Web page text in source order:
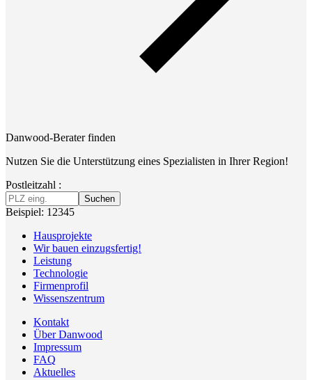
Danwood-Berater finden
Nutzen Sie die Unterstützung eines Spezialisten in Ihrer Region!
Postleitzahl :
Suchen
Beispiel: 12345
Hausprojekte
Wir bauen einzugsfertig!
Leistung
Technologie
Firmenprofil
Wissenszentrum
Kontakt
Über Danwood
Impressum
FAQ
Aktuelles